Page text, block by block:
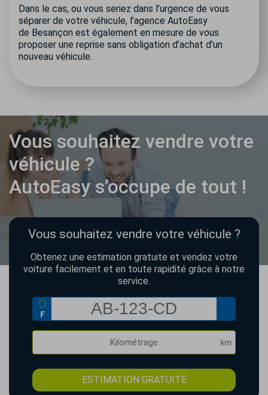
Dans le cas, ou vous seriez dans l’urgence de vous
séparer de votre véhicule, l’agence AutoEasy
de Besançon est également en mesure de vous
proposer une reprise sans obligation d’achat d’un
nouveau véhicule.
Vous souhaitez vendre votre
véhicule ?
AutoEasy s’occupe de tout !
Vous souhaitez vendre votre véhicule ?
Obtenez une estimation gratuite et vendez votre
voiture facilement et en toute rapidité grâce à notre
service.
ESTIMATION GRATUITE